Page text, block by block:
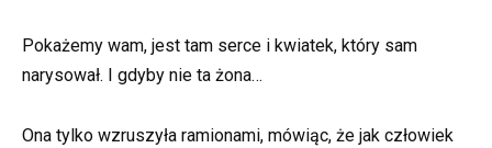
Pokażemy wam, jest tam serce i kwiatek, który sam
narysował. I gdyby nie ta żona…
Ona tylko wzruszyła ramionami, mówiąc, że jak człowiek